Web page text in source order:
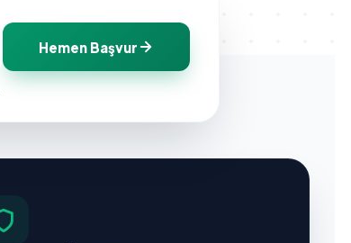
Hemen Başvur